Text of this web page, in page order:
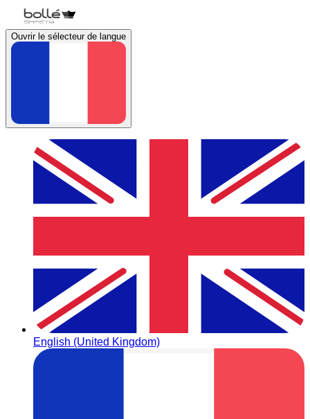
Ouvrir le sélecteur de langue
English (United Kingdom)